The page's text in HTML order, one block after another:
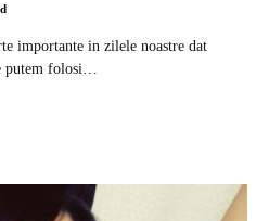
importante in zilele noastre dat
putem folosi…